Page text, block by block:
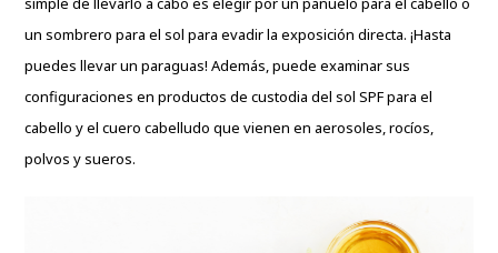
un sombrero para el sol para evadir la exposición directa. ¡Hasta
puedes llevar un paraguas! Además, puede examinar sus
configuraciones en productos de custodia del sol SPF para el
cabello y el cuero cabelludo que vienen en aerosoles, rocíos,
polvos y sueros.